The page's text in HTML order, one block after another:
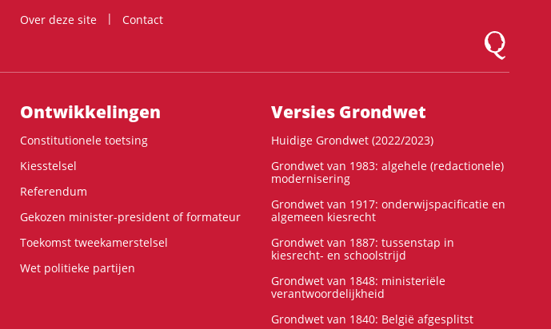
Over deze site
Contact
Logo
Ontwikke­lingen
Constitutionele toetsing
Kiesstelsel
Referendum
Gekozen minister-president of formateur
Toekomst tweekamerstelsel
Wet politieke partijen
Versies Grondwet
Huidige Grondwet (2022/2023)
Grondwet van 1983: algehele (redactionele)
modernisering
Grondwet van 1917: onderwijspacificatie en
algemeen kiesrecht
Grondwet van 1887: tussenstap in
kiesrecht- en schoolstrijd
Grondwet van 1848: ministeriële
verantwoordelijkheid
Grondwet van 1840: België afgesplitst